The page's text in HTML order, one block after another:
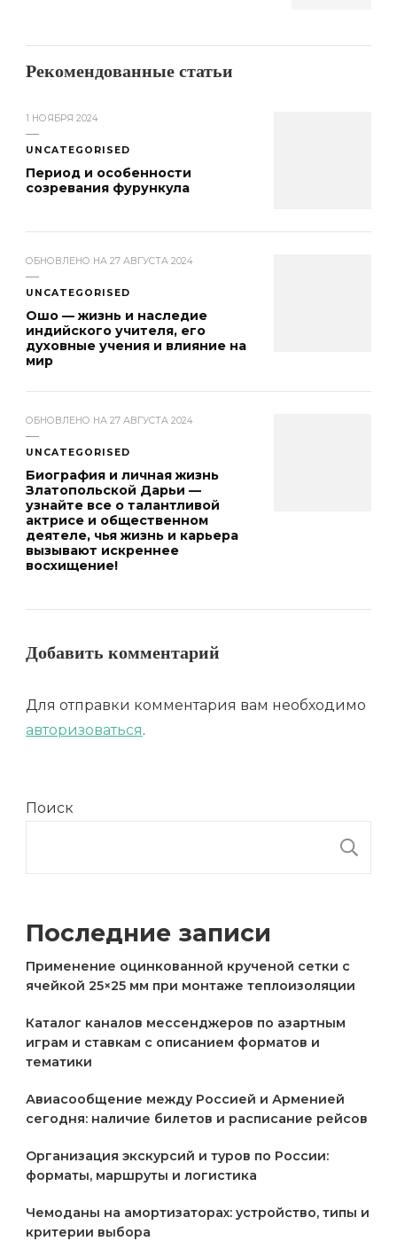
Рекомендованные статьи
1 НОЯБРЯ 2024
UNCATEGORISED
Период и особенности
созревания фурункула
ОБНОВЛЕНО НА 27 АВГУСТА 2024
UNCATEGORISED
Ошо — жизнь и наследие
индийского учителя, его
духовные учения и влияние на
мир
ОБНОВЛЕНО НА 27 АВГУСТА 2024
UNCATEGORISED
Биография и личная жизнь
Златопольской Дарьи —
узнайте все о талантливой
актрисе и общественном
деятеле, чья жизнь и карьера
вызывают искреннее
восхищение!
Добавить комментарий
Для отправки комментария вам необходимо
авторизоваться.
Поиск
Последние записи
Применение оцинкованной крученой сетки с
ячейкой 25×25 мм при монтаже теплоизоляции
Каталог каналов мессенджеров по азартным
играм и ставкам с описанием форматов и
тематики
Авиасообщение между Россией и Арменией
сегодня: наличие билетов и расписание рейсов
Организация экскурсий и туров по России:
форматы, маршруты и логистика
Чемоданы на амортизаторах: устройство, типы и
критерии выбора